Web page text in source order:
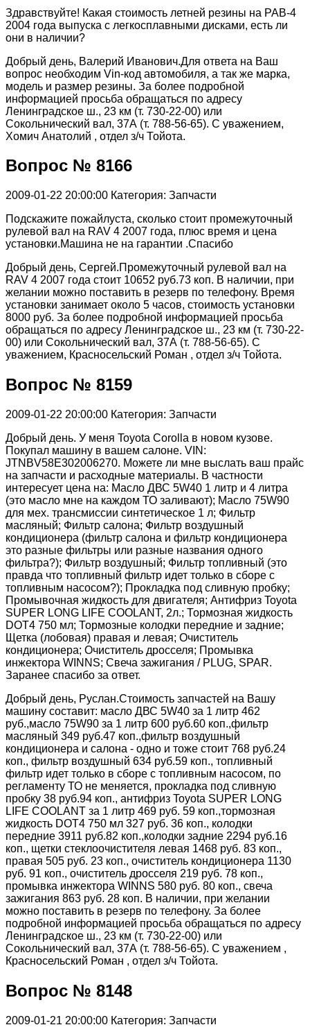
Здравствуйте! Какая стоимость летней резины на РАВ-4
2004 года выпуска с легкосплавными дисками, есть ли
они в наличии?
Добрый день, Валерий Иванович.Для ответа на Ваш
вопрос необходим Vin-код автомобиля, а так же марка,
модель и размер резины. За более подробной
информацией просьба обращаться по адресу
Ленинградское ш., 23 км (т. 730-22-00) или
Сокольнический вал, 37А (т. 788-56-65). С уважением,
Хомич Анатолий , отдел з/ч Тойота.
Вопрос № 8166
2009-01-22 20:00:00 Категория: Запчасти
Подскажите пожайлуста, сколько стоит промежуточный
рулевой вал на RAV 4 2007 года, плюс время и цена
установки.Машина не на гарантии .Спасибо
Добрый день, Сергей.Промежуточный рулевой вал на
RAV 4 2007 года стоит 10652 руб.73 коп. В наличии, при
желании можно поставить в резерв по телефону. Время
установки занимает около 5 часов, стоимость установки
8000 руб. За более подробной информацией просьба
обращаться по адресу Ленинградское ш., 23 км (т. 730-22-
00) или Сокольнический вал, 37А (т. 788-56-65). С
уважением, Красносельский Роман , отдел з/ч Тойота.
Вопрос № 8159
2009-01-22 20:00:00 Категория: Запчасти
Добрый день. У меня Toyota Corolla в новом кузове.
Покупал машину в вашем салоне. VIN:
JTNBV58E302006270. Можете ли мне выслать ваш прайс
на запчасти и расходные материалы. В частности
интересует цена на: Масло ДВС 5W40 1 литр и 4 литра
(это масло мне на каждом ТО заливают); Масло 75W90
для мех. трансмиссии синтетическое 1 л; Фильтр
масляный; Фильтр салона; Фильтр воздушный
кондиционера (фильтр салона и фильтр кондиционера
это разные фильтры или разные названия одного
фильтра?); Фильтр воздушный; Фильтр топливный (это
правда что топливный фильтр идет только в сборе с
топливным насосом?); Прокладка под сливную пробку;
Промывочная жидкость для двигателя; Антифриз Toyota
SUPER LONG LIFE COOLANT, 2л.; Тормозная жидкость
DOT4 750 мл; Тормозные колодки передние и задние;
Щетка (лобовая) правая и левая; Очиститель
кондиционера; Очиститель дросселя; Промывка
инжектора WINNS; Свеча зажигания / PLUG, SPAR.
Заранее спасибо за ответ.
Добрый день, Руслан.Стоимость запчастей на Вашу
машину составит: масло ДВС 5W40 за 1 литр 462
руб.,масло 75W90 за 1 литр 600 руб.60 коп.,фильтр
масляный 349 руб.47 коп.,фильтр воздушный
кондиционера и салона - одно и тоже стоит 768 руб.24
коп., фильтр воздушный 634 руб.59 коп., топливный
фильтр идет только в сборе с топливным насосом, по
регламенту ТО не меняется, прокладка под сливную
пробку 38 руб.94 коп., антифриз Toyota SUPER LONG
LIFE COOLANT за 1 литр 469 руб. 59 коп.,тормозная
жидкость DOT4 750 мл 327 руб. 36 коп., колодки
передние 3911 руб.82 коп.,колодки задние 2294 руб.16
коп., щетки стеклоочистителя левая 1468 руб. 83 коп.,
правая 505 руб. 23 коп., очиститель кондиционера 1130
руб. 91 коп., очиститель дросселя 219 руб. 78 коп.,
промывка инжектора WINNS 580 руб. 80 коп., свеча
зажигания 863 руб. 28 коп. В наличии, при желании
можно поставить в резерв по телефону. За более
подробной информацией просьба обращаться по адресу
Ленинградское ш., 23 км (т. 730-22-00) или
Сокольнический вал, 37А (т. 788-56-65). С уважением ,
Красносельский Роман , отдел з/ч Тойота.
Вопрос № 8148
2009-01-21 20:00:00 Категория: Запчасти